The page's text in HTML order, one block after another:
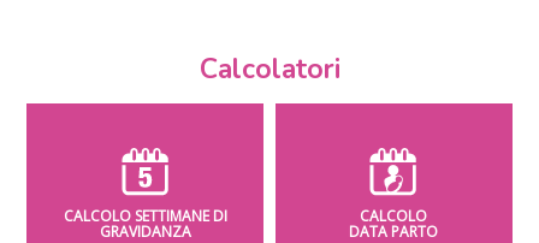
Calcolatori
CALCOLO SETTIMANE DI
GRAVIDANZA
CALCOLO
DATA PARTO